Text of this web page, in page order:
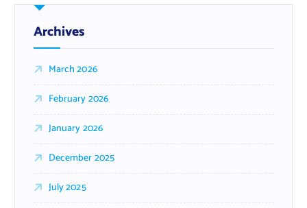
Archives
March 2026
February 2026
January 2026
December 2025
July 2025